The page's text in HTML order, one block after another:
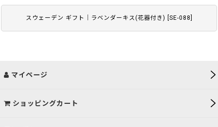
スウェーデン ギフト｜ラベンダーキス(花器付き) SE-088
マイページ
ショッピングカート